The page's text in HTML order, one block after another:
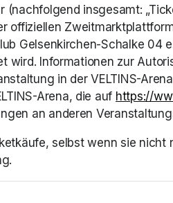
insgesamt:
offiziellen
Gelsenkirchen-Schalke 04
wird. Informationen zur
in der VELTINS-
Arena, die auf https://
an anderen
selbst wenn sie